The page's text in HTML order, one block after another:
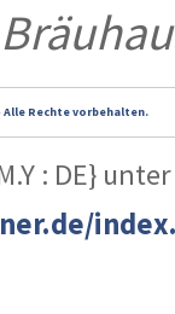
Alle Rechte vorbehalten.
: DE}